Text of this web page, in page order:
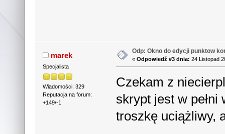
marek
Specjalista
Wiadomości: 329
Reputacja na forum:
+149/-1
Odp: Okno do edycji punktow
«Odpowiedź #3 dnia: 24 Listopad
Czekam z
skrypt jest w
troszkę uciążliwy,